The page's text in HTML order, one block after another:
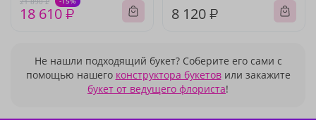
18 610 ₽ 8 120 ₽
Не нашли подходящий букет? Соберите его сами с
помощью нашего конструктора букетовили закажите
букет от ведущего флориста!